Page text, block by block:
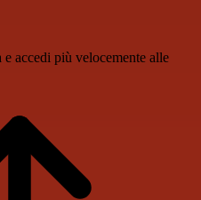
accedi più velocemente alle